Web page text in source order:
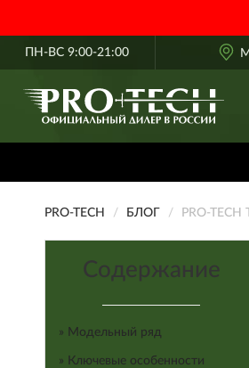
ПН-ВС 9:00-21:00ОФИЦИАЛЬНЫЙ ДИЛЕР
PRO-TECH БЛОГ PRO-
Содержание
» Модельный ряд
» Ключевые особенности